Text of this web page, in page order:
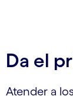
Da el
Atender a